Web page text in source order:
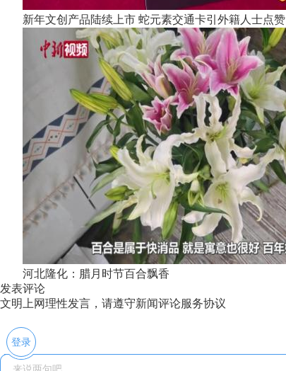
新年文创产品陆续上市 蛇元素交通卡引外籍人士点赞
河北隆化：腊月时节百合飘香
发表评论
文明上网理性发言，请遵守新闻评论服务协议
登录